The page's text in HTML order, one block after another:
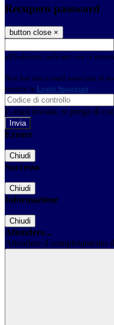
Recupero password
button close ×
all'indirizzo indicato con le
Non hai una e-mail associata al
tramite la Login Spaggiari
E-mail inviata, si prega di
Errore
Chiudi
Successo
Chiudi
Informazione
Chiudi
Attendere...
Attendere il completamento